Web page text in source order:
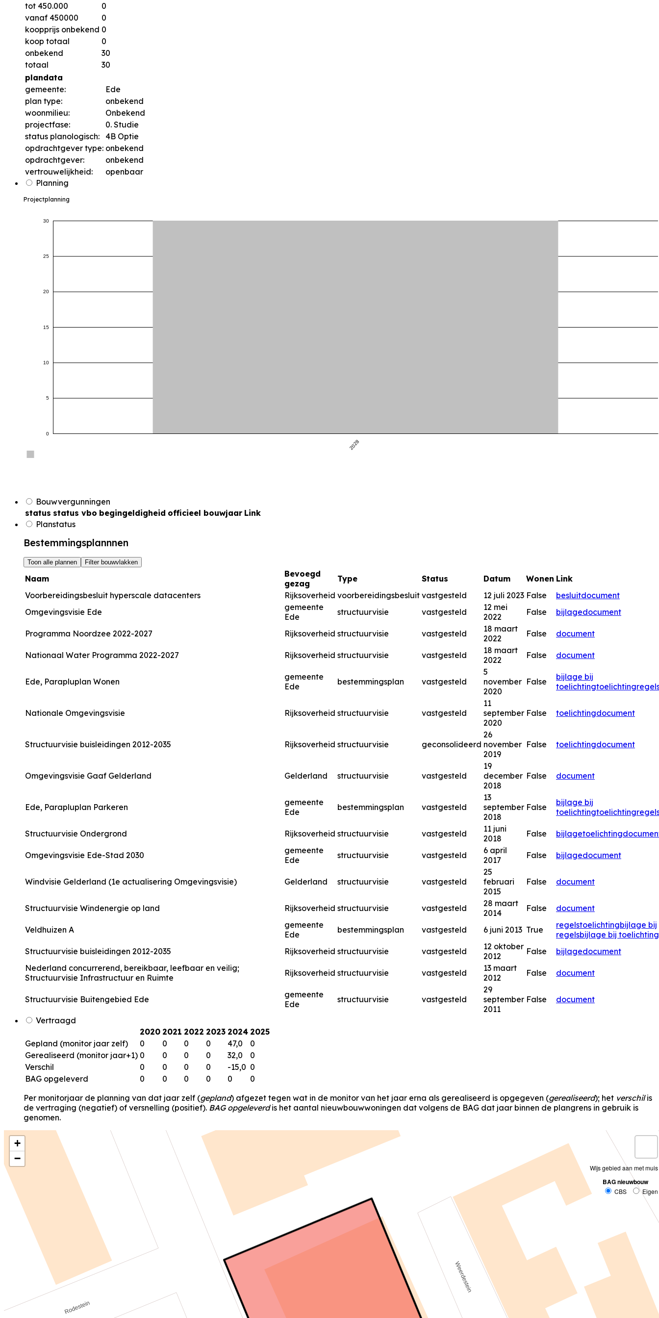
tot 450.000
0
vanaf 450000
0
koopprijs onbekend 0
koop totaal
0
onbekend
30
totaal
30
plandata
gemeente:
Ede
plan type:
onbekend
woonmilieu:
Onbekend
projectfase:
0. Studie
status planologisch:
4B Optie
opdrachtgever type: onbekend
opdrachtgever:
onbekend
vertrouwelijkheid:
openbaar
Planning
Projectplanning
0
5
10
15
20
25
30
2028
Bouwvergunningen
status status vbo begingeldigheid officieel bouwjaar Link
Planstatus
Bestemmingsplannnen
Toon alle plannen Filter bouwvlakken
Naam
Bevoegd
gezag
Type Status Datum Wonen Link
Voorbereidingsbesluit hyperscale datacenters
Rijksoverheid voorbereidingsbesluit vastgesteld 12 juli 2023 False
besluitdocument
Omgevingsvisie Ede
gemeente
Ede
structuurvisie vastgesteld
12 mei
2022
False bijlagedocument
Programma Noordzee 2022-2027 Rijksoverheid structuurvisie vastgesteld
18 maart
2022
False document
Nationaal Water Programma 2022-2027 Rijksoverheid structuurvisie vastgesteld
18 maart
2022
False document
Ede, Parapluplan Wonen
gemeente
Ede
bestemmingsplan vastgesteld
5
november
2020
False
bijlage bij
toelichtingtoelichting
Nationale Omgevingsvisie Rijksoverheid structuurvisie vastgesteld
11
september
2020
False toelichtingdocument
Structuurvisie buisleidingen 2012-2035 Rijksoverheid structuurvisie geconsolideerd
26
november
2019
False toelichtingdocument
Omgevingsvisie Gaaf Gelderland Gelderland structuurvisie vastgesteld
19
december
2018
False document
Ede, Parapluplan Parkeren
gemeente
Ede
bestemmingsplan vastgesteld
13
september
2018
False
bijlage bij
toelichtingtoelichting
Structuurvisie Ondergrond Rijksoverheid structuurvisie vastgesteld
11 juni
2018
False bijlagetoelichting
Omgevingsvisie Ede-Stad 2030
gemeente
Ede
structuurvisie vastgesteld
6 april
2017
False bijlagedocument
Windvisie Gelderland (1e actualisering Omgevingsvisie) Gelderland structuurvisie vastgesteld
25
februari
2015
False document
Structuurvisie Windenergie op land Rijksoverheid structuurvisie vastgesteld
28 maart
2014
False document
Veldhuizen A
gemeente
Ede
bestemmingsplan vastgesteld 6 juni 2013 True regelstoelichtingbijlage bij
regelsbijlage bij toelichting
Structuurvisie buisleidingen 2012-2035
Rijksoverheid structuurvisie vastgesteld
12 oktober
2012
False bijlagedocument
Nederland concurrerend, bereikbaar, leefbaar en veilig;
Structuurvisie Infrastructuur en Ruimte
Rijksoverheid structuurvisie vastgesteld
13 maart
2012
False document
Structuurvisie Buitengebied Ede
gemeente
Ede
structuurvisie vastgesteld
29
september
2011
False document
Vertraagd
2020 2021 2022 2023 2024 2025
Gepland (monitor jaar zelf)
0 0 0 0 47,0
0
Gerealiseerd (monitor jaar+1) 0 0 0 0 32,0
0
Verschil
0 0 0 0 -15,0 0
BAG opgeleverd
0 0 0 0 0
0
Per monitorjaar de planning van dat jaar zelf (gepland) afgezet tegen wat in de monitor van het jaar erna als gerealiseerd is opgegeven (gerealiseerd); het verschilis
de vertraging (negatief) of versnelling (positief). BAG opgeleverdis het aantal nieuwbouwwoningen dat volgens de BAG dat jaar binnen de plangrens in gebruik is
genomen.
+
−
Wijs gebied aan met muis
BAG nieuwbouw
CBS Eigen